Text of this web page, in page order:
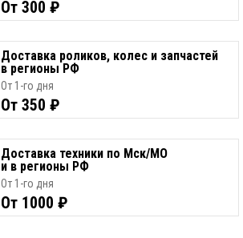
От 300 ₽
Доставка роликов, колес и запчастей
в регионы РФ
От 1-го дня
От 350 ₽
Доставка техники по Мск/МО
и в регионы РФ
От 1-го дня
От 1000 ₽